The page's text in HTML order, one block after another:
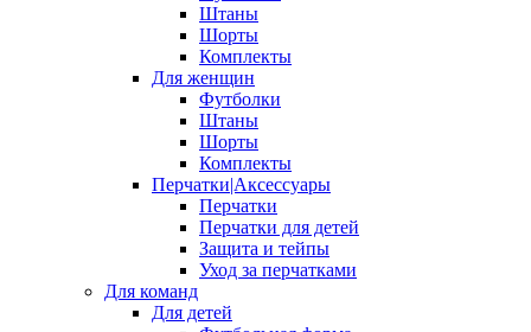
Штаны
Шорты
Комплекты
Для женщин
Футболки
Штаны
Шорты
Комплекты
Перчатки|Аксессуары
Перчатки
Перчатки для детей
Защита и тейпы
Уход за перчатками
Для команд
Для детей